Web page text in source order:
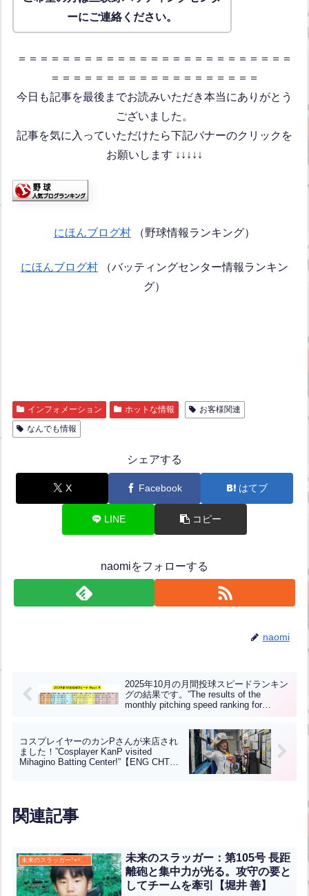
ーにご連絡ください。
＝＝＝＝＝＝＝＝＝＝＝＝＝＝＝＝＝＝＝＝＝＝＝＝＝
＝＝＝＝＝＝＝＝＝＝＝＝＝＝＝＝＝＝＝
今日も記事を最後までお読みいただき本当にありがとう
ございました。
記事を気に入っていただけたら下記バナーのクリックを
お願いします ↓↓↓↓↓
にほんブログ村 （野球情報ランキング）
にほんブログ村 （バッティングセンター情報ランキン
グ）
インフォメーション ホットな情報
お客様関連
なんでも情報
シェアする
X Facebook はてブ
LINE コピー
naomiをフォローする
naomi
2025年10月の月間投球スピードランキン
グの結果です。”The results of the
monthly pitching speed ranking for
コスプレイヤーのカンPさんが来店され
ました！”Cosplayer KanP visited
Mihagino Batting Center!”【ENG CHT
関連記事
未来のスラッガー：第105号 長距
離砲と集中力が光る。攻守の要と
してチームを牽引【堀井 善】